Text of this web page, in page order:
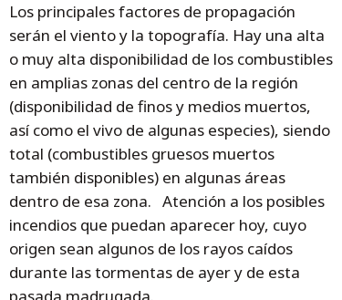
Los principales factores de propagación
serán el viento y la topografía. Hay una alta
o muy alta disponibilidad de los combustibles
en amplias zonas del centro de la región
(disponibilidad de finos y medios muertos,
así como el vivo de algunas especies), siendo
total (combustibles gruesos muertos
también disponibles) en algunas áreas
dentro de esa zona. Atención a los posibles
incendios que puedan aparecer hoy, cuyo
origen sean algunos de los rayos caídos
durante las tormentas de ayer y de esta